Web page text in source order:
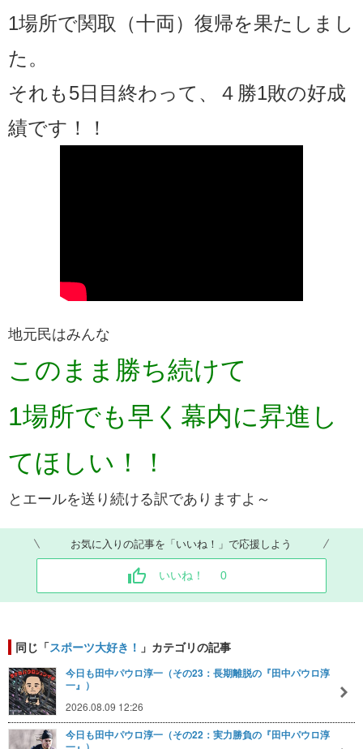
1場所で関取（十両）復帰を果たしまし
た。
それも5日目終わって、４勝1敗の好成
績です！！
地元民はみんな
このまま勝ち続けて
1場所でも早く幕内に昇進し
てほしい！！
とエールを送り続ける訳でありますよ～
お気に入りの記事を「いいね！」で応援しよう
いいね！ 0
同じ「スポーツ大好き！ 」カテゴリの記事
今日も田中パウロ淳一（その23：長期離脱の『田中パウロ淳
一』）
2026.08.09 12:26
今日も田中パウロ淳一（その22：実力勝負の『田中パウロ淳